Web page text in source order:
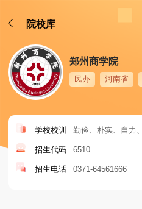
院校库
郑州商学院
民办 河南省
学校校训 勤俭、朴实、自力
招生代码 6510
招生电话 0371-64561666